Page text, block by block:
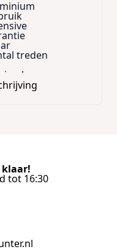
treden
verpakking
platform
klaar!
tot 16:30